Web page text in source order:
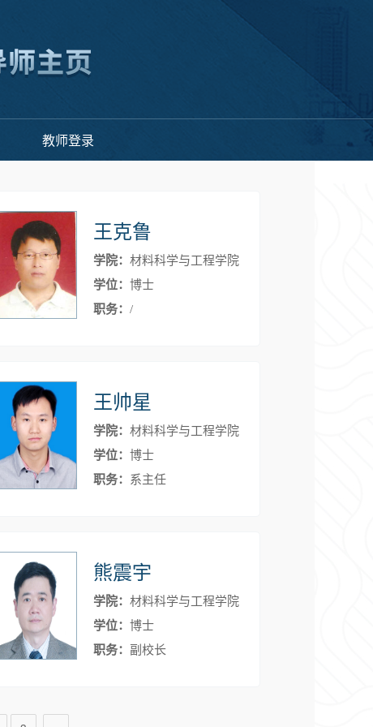
教师登录
王克鲁
学院： 材料科学与工程学院
学位： 博士
职务： /
王帅星
学院： 材料科学与工程学院
学位： 博士
职务： 系主任
熊震宇
学院： 材料科学与工程学院
学位： 博士
职务： 副校长